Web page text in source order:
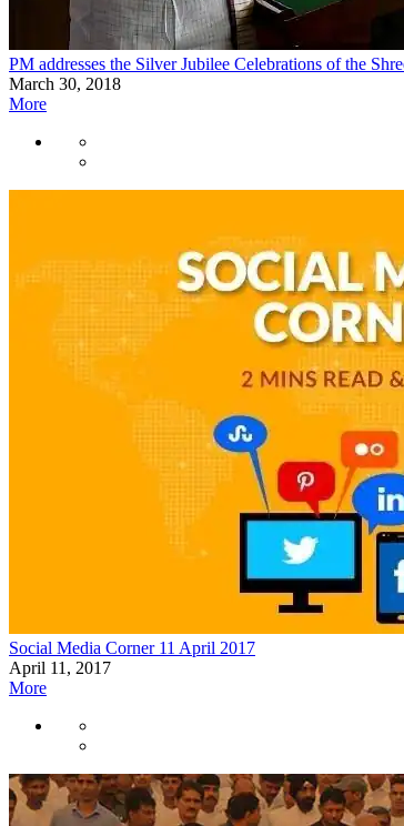
PM addresses the Silver Jubilee Celebrations of the
March 30, 2018
More
Social Media Corner 11 April 2017
April 11, 2017
More